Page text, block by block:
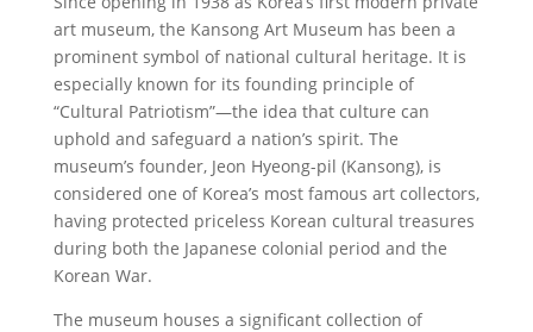
art museum, the Kansong Art Museum has been a
prominent symbol of national cultural heritage. It is
especially known for its founding principle of
“Cultural Patriotism”—the idea that culture can
uphold and safeguard a nation’s spirit. The
museum’s founder, Jeon Hyeong-pil (Kansong), is
considered one of Korea’s most famous art collectors,
having protected priceless Korean cultural treasures
during both the Japanese colonial period and the
Korean War.
The museum houses a significant collection of